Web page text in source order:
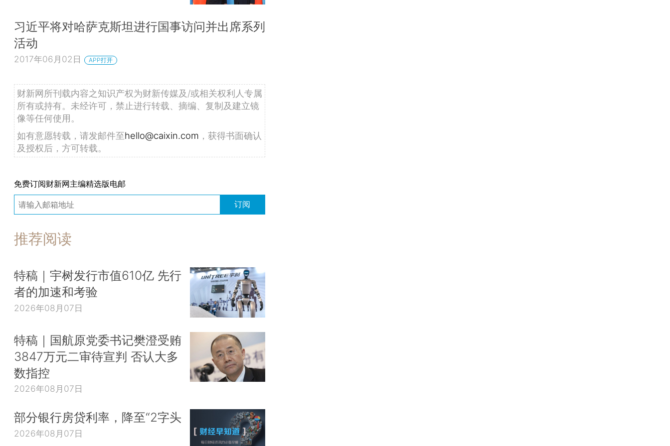
习近平将对哈萨克斯坦进行国事访问并出席系列
活动
2017年06月02日 APP打开
财新网所刊载内容之知识产权为财新传媒及/或相关权利人专属
所有或持有。未经许可，禁止进行转载、摘编、复制及建立镜
像等任何使用。
如有意愿转载，请发邮件至hello@caixin.com ，获得书面确认
及授权后，方可转载。
免费订阅财新网主编精选版电邮
订阅
推荐阅读
特稿｜宇树发行市值610亿 先行
者的加速和考验
2026年08月07日
特稿｜国航原党委书记樊澄受贿
3847万元二审待宣判 否认大多
数指控
2026年08月07日
部分银行房贷利率，降至“2字头
2026年08月07日